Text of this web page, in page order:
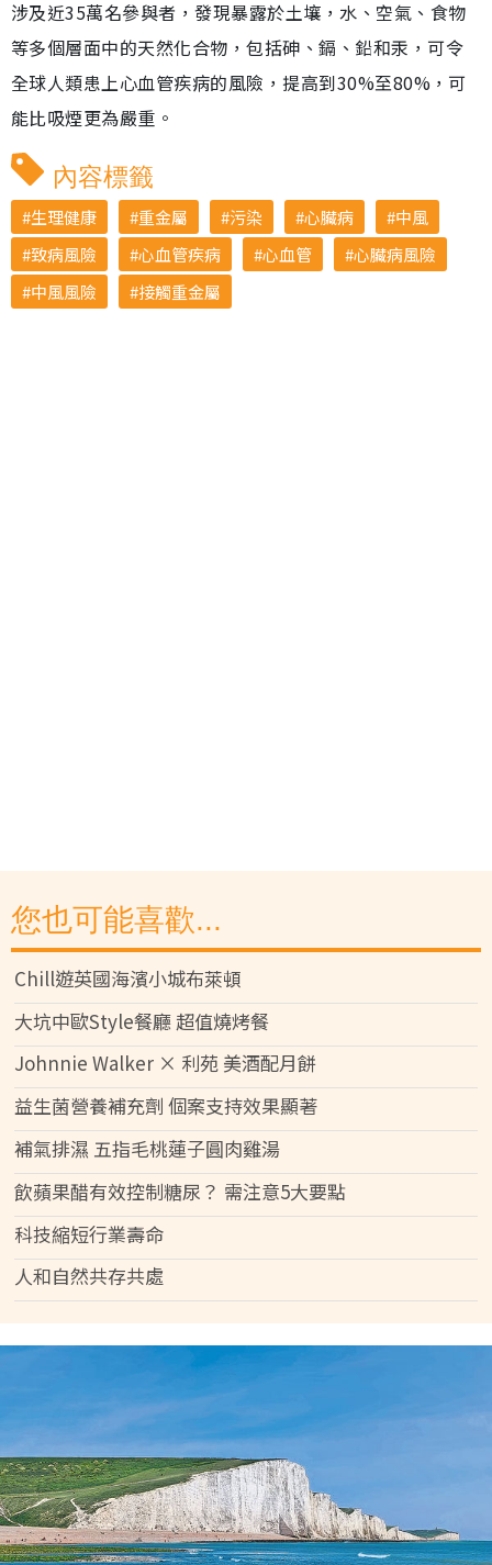
涉及近35萬名參與者，發現暴露於土壤，水、空氣、食物
等多個層面中的天然化合物，包括砷、鎘、鉛和汞，可令
全球人類患上心血管疾病的風險，提高到30%至80%，可
能比吸煙更為嚴重。
內容標籤
生理健康 重金屬 污染 心臟病
中風
致病風險
心血管疾病 心血管
心臟病風險
中風風險
接觸重金屬
您也可能喜歡...
Chill遊英國海濱小城布萊頓
大坑中歐Style餐廳 超值燒烤餐
Johnnie Walker × 利苑 美酒配月餅
益生菌營養補充劑 個案支持效果顯著
補氣排濕 五指毛桃蓮子圓肉雞湯
飲蘋果醋有效控制糖尿？ 需注意5大要點
科技縮短行業壽命
人和自然共存共處